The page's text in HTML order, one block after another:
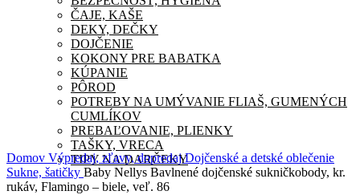
ČAJE, KAŠE
DEKY, DEČKY
DOJČENIE
KOKONY PRE BABATKA
KÚPANIE
PÔROD
POTREBY NA UMÝVANIE FLIAŠ, GUMENÝCH
CUMLÍKOV
PREBAĽOVANIE, PLIENKY
TAŠKY, VRECA
TIPY NA DARČEKY
Domov Výpredaj, zľavy, dopredajDojčenské a detské oblečenie
Sukne, šatičky Baby Nellys Bavlnené dojčenské sukničkobody, kr.
rukáv, Flamingo – biele, veľ. 86